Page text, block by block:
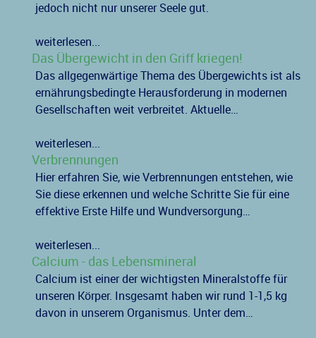
jedoch nicht nur unserer Seele gut.
weiterlesen...
Das Übergewicht in den Griff kriegen!
Das allgegenwärtige Thema des Übergewichts ist als
ernährungsbedingte Herausforderung in modernen
Gesellschaften weit verbreitet. Aktuelle…
weiterlesen...
Verbrennungen
Hier erfahren Sie, wie Verbrennungen entstehen, wie
Sie diese erkennen und welche Schritte Sie für eine
effektive Erste Hilfe und Wundversorgung…
weiterlesen...
Calcium - das Lebensmineral
Calcium ist einer der wichtigsten Mineralstoffe für
unseren Körper. Insgesamt haben wir rund 1-1,5 kg
davon in unserem Organismus. Unter dem…